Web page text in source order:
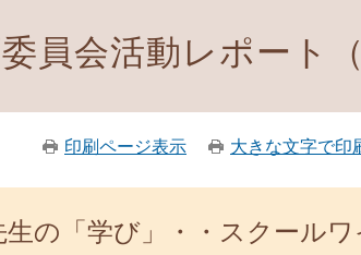
員会活動レポート
印刷ページ表示 大きな文字で印
生の「学び」・・スクール